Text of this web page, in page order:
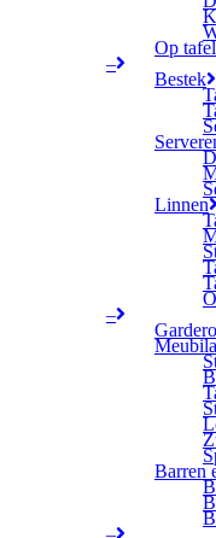
Op tafel
–
Bestek
Linnen
–
Barren
–